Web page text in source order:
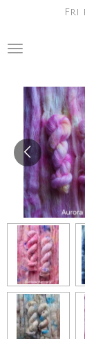
hovedindhold
Fri